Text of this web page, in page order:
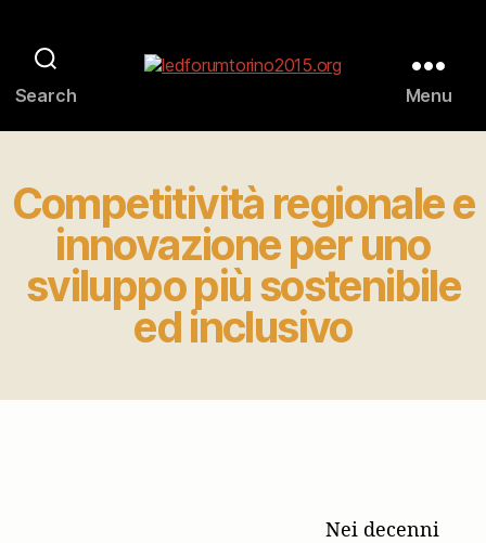
Search ledforumtorino2015.orgMenu
Competitività regionale e
innovazione per uno
sviluppo più sostenibile
ed inclusivo
Nei decenni